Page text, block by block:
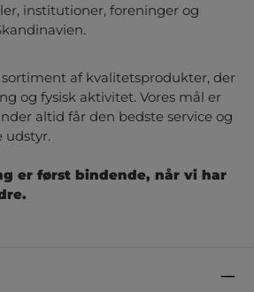
institutioner, foreninger og
af kvalitetsprodukter, der
og fysisk aktivitet. Vores mål er
altid får den bedste service og
udstyr.
er først bindende, når vi har